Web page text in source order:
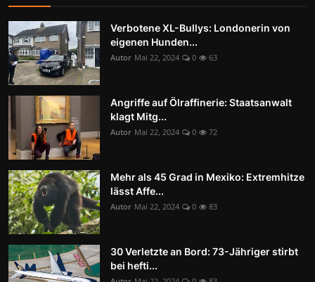
Verbotene XL-Bullys: Londonerin von
eigenen Hunden...
Autor Mai 22, 2024 0 63
Angriffe auf Ölraffinerie: Staatsanwalt
klagt Mitg...
Autor Mai 22, 2024 0 72
Mehr als 45 Grad in Mexiko: Extremhitze
lässt Affe...
Autor Mai 22, 2024 0 83
30 Verletzte an Bord: 73-Jähriger stirbt
bei hefti...